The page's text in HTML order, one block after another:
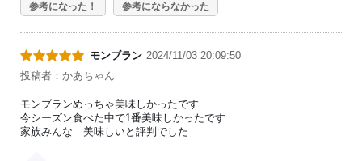
参考になった！ 参考にならなかった
モンブラン 2024/11/03 20:09:50
投稿者：かあちゃん
モンブランめっちゃ美味しかったです
今シーズン食べた中で1番美味しかったです
家族みんな 美味しいと評判でした